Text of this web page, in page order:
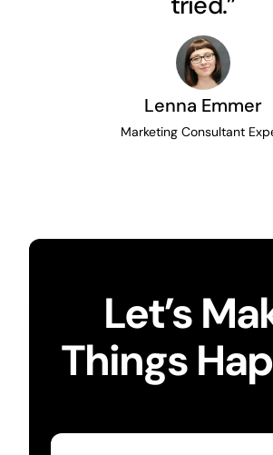
Lenna Emmer
Marketing Consultant
Let’s
Things